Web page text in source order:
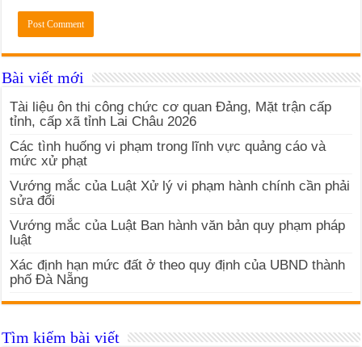
Bài viết mới
Tài liệu ôn thi công chức cơ quan Đảng, Mặt trận cấp
tỉnh, cấp xã tỉnh Lai Châu 2026
Các tình huống vi phạm trong lĩnh vực quảng cáo và
mức xử phạt
Vướng mắc của Luật Xử lý vi phạm hành chính cần phải
sửa đổi
Vướng mắc của Luật Ban hành văn bản quy phạm pháp
luật
Xác định hạn mức đất ở theo quy định của UBND thành
phố Đà Nẵng
Tìm kiếm bài viết